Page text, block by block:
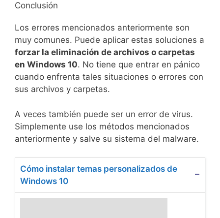
Conclusión
Los errores mencionados anteriormente son
muy comunes. Puede aplicar estas soluciones a
forzar la eliminación de archivos o carpetas
en Windows 10. No tiene que entrar en pánico
cuando enfrenta tales situaciones o errores con
sus archivos y carpetas.
A veces también puede ser un error de virus.
Simplemente use los métodos mencionados
anteriormente y salve su sistema del malware.
Cómo instalar temas personalizados de
Windows 10